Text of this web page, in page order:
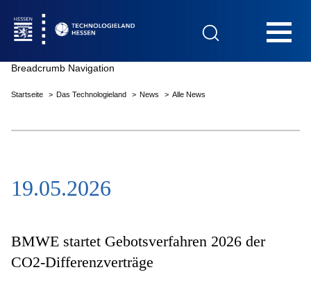
Das Technologieland
Innovationsfelder
Breadcrumb Navigation
Startseite Das Technologieland News Alle News
19.05.2026
BMWE startet Gebotsverfahren 2026 der
CO2-Differenzverträge